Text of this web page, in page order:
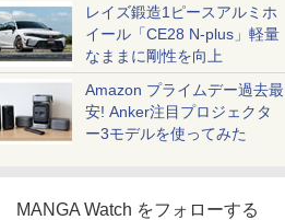
レイズ鍛造1ピースアルミホ
イール「CE28 N-plus」軽量
なままに剛性を向上
Amazon プライムデー過去最
安! Anker注目プロジェクタ
ー3モデルを使ってみた
MANGA Watch をフォローする